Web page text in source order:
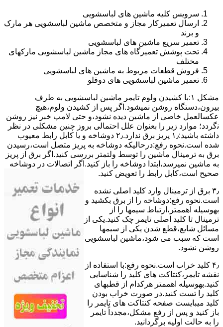
سرویس کلیه ماشین های لباسشویی
ارسال تعمیرکار مجاز و متخصص ماشین لباسشویی هر مارک
و برند
تعمیر سریع ماشین های لباسشویی
تحت پوشش تعمیرگاه های مجاز ماشین لباسشویی مارکهای
مختلف
فروش قطعات مربوط به ماشین های لباسشویی
تعمیر ماشین لباسشویی های دوقلو
مشکل ۱:ﺑﺎ ﮐﺸﯿﺪن وﻟﻮم ﺗﺎﯾﻤﺮ ماشین لباسشویی به طرف
ﺑﯿﺮون،دستگاه روﺷﻦ نمیشود.اﮔﺮ ﭘﺲ از ﮐﺸﯿﺪن وﻟﻮم،ﻫﯿﭻ
عکسالعمل ﺧﺎﺻﯽ از ﻣﺎﺷﯿﻦ دﯾﺪه نشود،و حتی ﻻﻣﭗ ﺧﺒﺮ ﻧﯿﺰ روﺷﻦ
ﻧگردد؛ موارد زیر را بعنوان ﻋﻠﻞ احتمالی بروز چنین مشکلی در نظر
داشته باشید:۱٫ ﭘﺮﯾﺰ ﺑﺮق ﻧﺪارد.۲٫ دوﺷﺎﺧﻪ و ﯾﺎ ﮐﺎﺑﻞ راﺑﻂ ﻣﻌﯿﻮب
ﺷﺪه است.نحوه رفع:درحالیکه دوﺷﺎﺧﻪ ﺑﻪ ﭘﺮﯾﺰ ﻣﺘﺼﻞ اﺳﺖ،رﺳﯿﺪن
ﺑﺮق ﺑﻪ ﺗﺮﻣﯿﻨﺎل ﻣﺎﺷﯿﻦ را ﺗﻮﺳﻂ ولتمتر بررسی ﮐﻨﯿﺪ.اﮔﺮ ﺑﺮق از ﭘﺮﯾﺰ
ﺑﻪ ﻣﺎﺷﯿﻦ نمیرسد،اﺑﺘﺪا دوشاخه را باز کنید.اﮔﺮ اﺗﺼﺎﻻت در دوشاخه
ﺻﺤﯿﺢ اﺳﺖ،ﮐﺎﺑﻞ راﺑﻂ را ﺗﻌﻮﯾﺾ کنید.
۳٫ ﺑﺮق از ﺗﺮﻣﯿﻨﺎل وارد ﮐﻠﯿﺪ اﺻﻠﯽ ﻧﺸﺪه
است.نحوه رﻓﻊ:دوشاخه را از ﺑﺮق بکشید و
بهوسیله اهممتر،ارﺗﺒﺎط سیمها را از
ﺗﺮﻣﯿﻨﺎل ﺗﺎ ﮐﻠﯿﺪ اﺻﻠﯽ ﺗﺎﯾﻤﺮ چک کنید.یکی از
مسائل شایع،ﻗﻄﻊ شدن ﯾﮑﯽ از سیمها
است که سبب می شود،ﻣﺎﺷﯿﻦ لباسشویی
روﺷﻦ نشود.
۴٫ ﮐﻠﯿﺪ ﺧﺮاب اﺳﺖ.نحوه رفع:ﺑﺎ اﺳﺘﻔﺎده از
ﻧﻘﺸﻪ ﺗﺎﯾﻤﺮ،ﮐﻨﺘﺎﮐﺖ ﻫﺎی ﮐﻠﯿﺪ را ﺷﻨﺎﺳﺎﯾﯽ
کنید.بهوسیله اهممتر هرکدام از قطبهای
ﮐﻠﯿﺪ را ﺗﺴﺖ ﮐﻨﯿﺪ.در ﺻﻮرت ﺧﺮاب ﺑﻮدن
ﮐﻠﯿﺪ میبایست ﺻﻔﺤﻪ ﮐﻨﺘﺎﮐﺖ ﻫﺎی ﺗﺎﯾﻤﺮ را
باز کنید و ﭘﺲ از رﻓﻊ مشکل،مجدداً ﺗﺎﯾﻤﺮ
را به حالت اوﻟﯿﻪ برگردانید.